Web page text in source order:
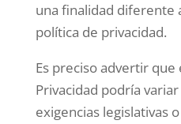
una finalidad diferente
política de privacidad.
Es preciso advertir que
Privacidad podría
exigencias legislativas